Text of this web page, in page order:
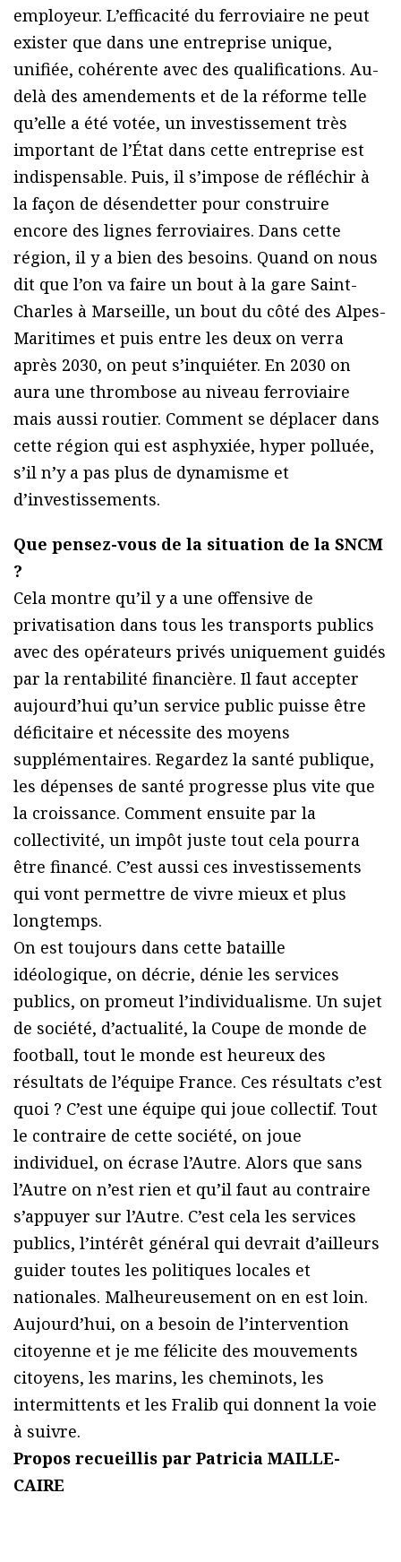
employeur. L’efficacité du ferroviaire ne peut
exister que dans une entreprise unique,
unifiée, cohérente avec des qualifications. Au-
delà des amendements et de la réforme telle
qu’elle a été votée, un investissement très
important de l’État dans cette entreprise est
indispensable. Puis, il s’impose de réfléchir à
la façon de désendetter pour construire
encore des lignes ferroviaires. Dans cette
région, il y a bien des besoins. Quand on nous
dit que l’on va faire un bout à la gare Saint-
Charles à Marseille, un bout du côté des Alpes-
Maritimes et puis entre les deux on verra
après 2030, on peut s’inquiéter. En 2030 on
aura une thrombose au niveau ferroviaire
mais aussi routier. Comment se déplacer dans
cette région qui est asphyxiée, hyper polluée,
s’il n’y a pas plus de dynamisme et
d’investissements.
Que pensez-vous de la situation de la SNCM
?
Cela montre qu’il y a une offensive de
privatisation dans tous les transports publics
avec des opérateurs privés uniquement guidés
par la rentabilité financière. Il faut accepter
aujourd’hui qu’un service public puisse être
déficitaire et nécessite des moyens
supplémentaires. Regardez la santé publique,
les dépenses de santé progresse plus vite que
la croissance. Comment ensuite par la
collectivité, un impôt juste tout cela pourra
être financé. C’est aussi ces investissements
qui vont permettre de vivre mieux et plus
longtemps.
On est toujours dans cette bataille
idéologique, on décrie, dénie les services
publics, on promeut l’individualisme. Un sujet
de société, d’actualité, la Coupe de monde de
football, tout le monde est heureux des
résultats de l’équipe France. Ces résultats c’est
quoi ? C’est une équipe qui joue collectif. Tout
le contraire de cette société, on joue
individuel, on écrase l’Autre. Alors que sans
l’Autre on n’est rien et qu’il faut au contraire
s’appuyer sur l’Autre. C’est cela les services
publics, l’intérêt général qui devrait d’ailleurs
guider toutes les politiques locales et
nationales. Malheureusement on en est loin.
Aujourd’hui, on a besoin de l’intervention
citoyenne et je me félicite des mouvements
citoyens, les marins, les cheminots, les
intermittents et les Fralib qui donnent la voie
à suivre.
Propos recueillis par Patricia MAILLE-
CAIRE